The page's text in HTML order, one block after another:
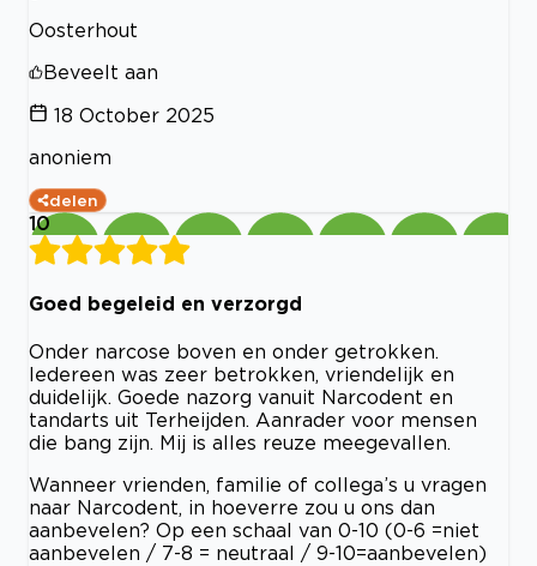
Oosterhout
Beveelt aan
18 October 2025
anoniem
delen
10
Goed begeleid en verzorgd
Onder narcose boven en onder getrokken.
Iedereen was zeer betrokken, vriendelijk en
duidelijk. Goede nazorg vanuit Narcodent en
tandarts uit Terheijden. Aanrader voor mensen
die bang zijn. Mij is alles reuze meegevallen.
Wanneer vrienden, familie of collega’s u vragen
naar Narcodent, in hoeverre zou u ons dan
aanbevelen? Op een schaal van 0-10 (0-6 =niet
aanbevelen / 7-8 = neutraal / 9-10=aanbevelen)